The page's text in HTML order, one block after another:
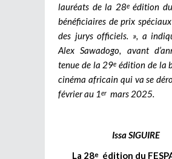
lauréats de la 28eédition du
bénéficiaires de prix
des jurys officiels. », a
Alex Sawadogo, avant
tenue de la 29e édition de la
cinéma africain qui va se
février au 1er mars 2025.
Issa SIGUIRE
La 28e édition du